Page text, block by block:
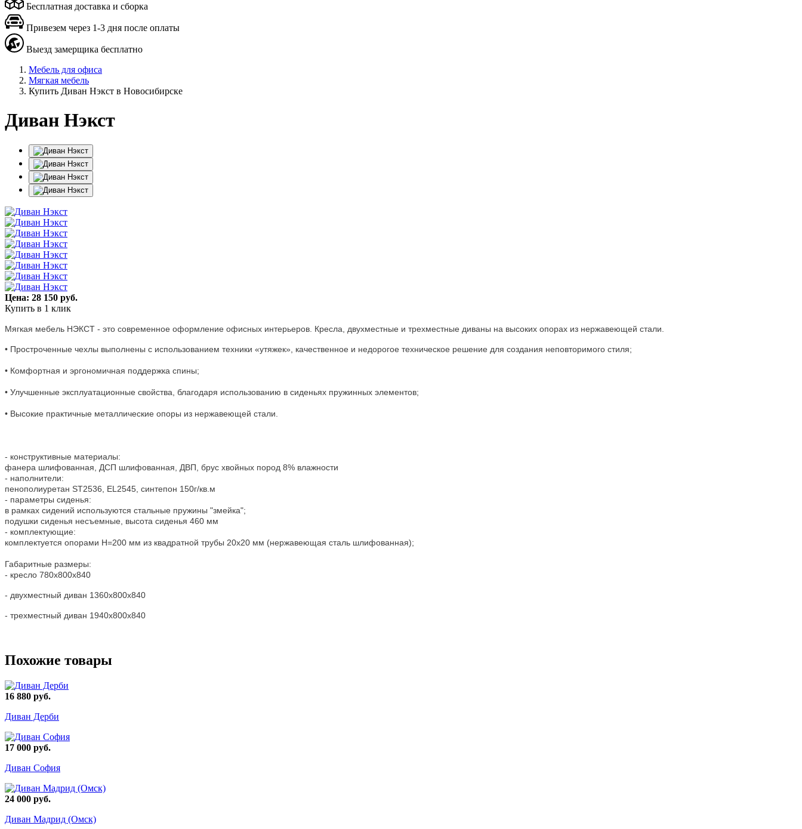
Бесплатная доставка и сборка
Привезем через 1-3 дня после оплаты
Выезд замерщика бесплатно
Мебель для офиса
Мягкая мебель
Купить Диван Нэкст в Новосибирске
Диван Нэкст
Цена: 28 150 руб.
Купить в 1 клик
Мягкая мебель НЭКСТ - это современное оформление офисных интерьеров. Кресла, двухместные и трехместные диваны на высоких опорах из нержавеющей стали.
• Простроченные чехлы выполнены с использованием техники «утяжек», качественное и недорогое техническое решение для создания неповторимого стиля;
• Комфортная и эргономичная поддержка спины;
• Улучшенные эксплуатационные свойства, благодаря использованию в сиденьях пружинных элементов;
• Высокие практичные металлические опоры из нержавеющей стали.
- конструктивные материалы:
фанера шлифованная, ДСП шлифованная, ДВП, брус хвойных пород 8% влажности
- наполнители:
пенополиуретан ST2536, EL2545, синтепон 150г/кв.м
- параметры сиденья:
в рамках сидений используются стальные пружины "змейка";
подушки сиденья несъемные, высота сиденья 460 мм
- комплектующие:
комплектуется опорами Н=200 мм из квадратной трубы 20х20 мм (нержавеющая сталь шлифованная);
Габаритные размеры:
- кресло 780х800х840
- двухместный диван 1360х800х840
- трехместный диван 1940х800х840
Похожие товары
16 880 руб.
Диван Дерби
17 000 руб.
Диван София
24 000 руб.
Диван Мадрид (Омск)